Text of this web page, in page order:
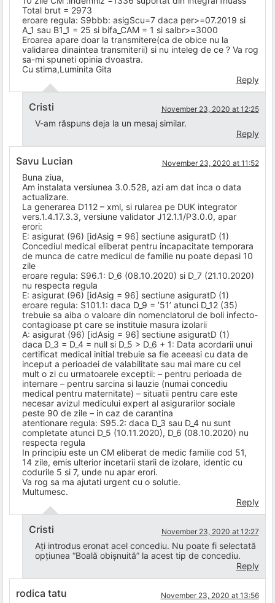
Total brut = 2973
eroare regula: S9bbb: asigScu=7 daca per>=07.2019 si
A_1 sau B1_1 = 25 si bifa_CAM = 1 si salbr>=3000
Eroarea apare doar la transmitere(ca de obice nu la
validarea dinaintea transmiterii) si nu inteleg de ce ? Va rog
sa-mi spuneti opinia dvoastra.
Cu stima,Luminita Gita
Reply
Cristi November 23, 2020 at 12:25
V-am răspuns deja la un mesaj similar.
Reply
Savu Lucian November 23, 2020 at 11:52
Buna ziua,
Am instalata versiunea 3.0.528, azi am dat inca o data
actualizare.
La generarea D112 – xml, si rularea pe DUK integrator
vers.1.4.17.3.3, versiune validator J12.1.1/P3.0.0, apar
erori:
E: asigurat (96) [idAsig = 96] sectiune asiguratD (1)
Concediul medical eliberat pentru incapacitate temporara
de munca de catre medicul de familie nu poate depasi 10
zile
eroare regula: S96.1: D_6 (08.10.2020) si D_7 (21.10.2020)
nu respecta regula
E: asigurat (96) [idAsig = 96] sectiune asiguratD (1)
eroare regula: S101.1: daca D_9 = ’51’ atunci D_12 (35)
trebuie sa aiba o valoare din nomenclatorul de boli infecto-
contagioase pt care se instituie masura izolarii
A: asigurat (96) [idAsig = 96] sectiune asiguratD (1)
daca D_3 = D_4 = null si D_5 > D_6 + 1: Data acordarii unui
certificat medical initial trebuie sa fie aceeasi cu data de
inceput a perioadei de valabilitate sau mai mare cu cel
mult o zi cu urmatoarele exceptii: – pentru perioada de
internare – pentru sarcina si lauzie (numai concediu
medical pentru maternitate) – situatii pentru care este
necesar avizul medicului expert al asigurarilor sociale
peste 90 de zile – in caz de carantina
atentionare regula: S95.2: daca D_3 sau D_4 nu sunt
completate atunci D_5 (10.11.2020), D_6 (08.10.2020) nu
respecta regula
In principiu este un CM eliberat de medic familie cod 51,
14 zile, emis ulterior incetarii starii de izolare, identic cu
codurile 5 si 7, unde nu apar erori.
Va rog sa ma ajutati urgent cu o solutie.
Multumesc.
Reply
Cristi November 23, 2020 at 12:27
Ați introdus eronat acel concediu. Nu poate fi selectată
opțiunea “Boală obișnuită” la acest tip de concediu.
Reply
rodica tatu November 23, 2020 at 13:56